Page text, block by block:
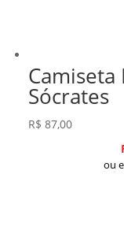
Sócrates
R$ 87,00
ou